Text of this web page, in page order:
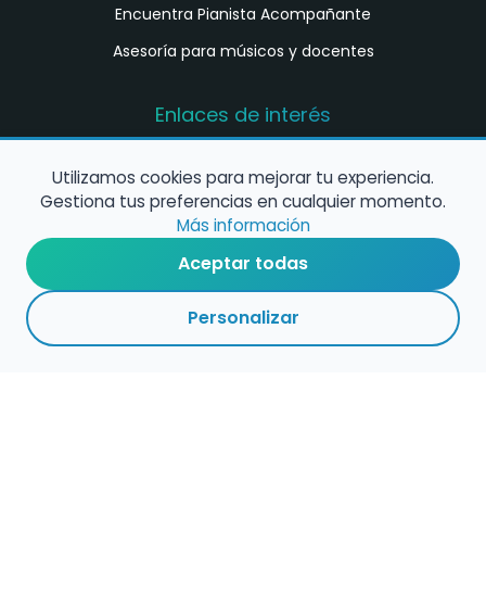
Encuentra Pianista Acompañante
Asesoría para músicos y docentes
Enlaces de interés
música en España
Configura alertas de empleo
Contacta con nosotros
Utilizamos cookies para mejorar tu experiencia.
Gestiona tus preferencias en cualquier momento.
Más información
Aceptar todas
Personalizar